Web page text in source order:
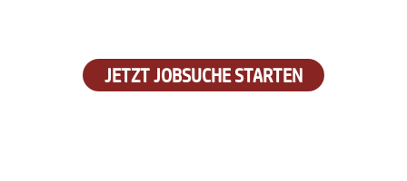
JETZT JOBSUCHE STARTEN